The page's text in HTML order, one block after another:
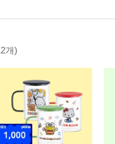
개)